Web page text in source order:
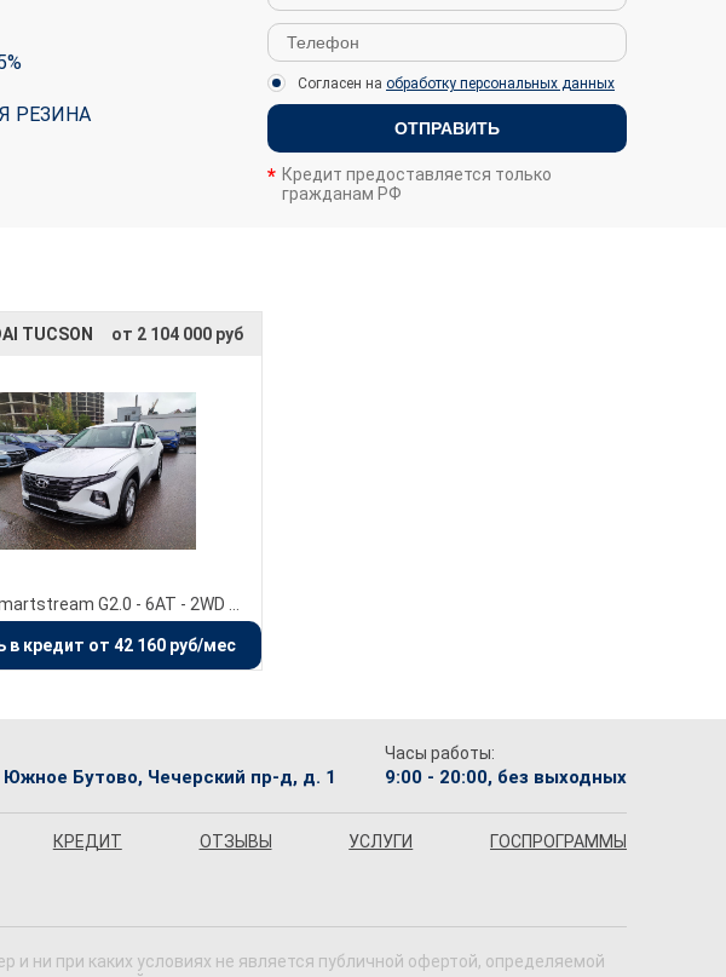
РЕЗИНА
Согласен наобработку персональных данных
ОТПРАВИТЬ
Кредит предоставляется только
гражданам РФ
TUCSON от 2 104 000 руб
в кредит от 42 160 руб/мес
Бутово, Чечерский пр-д, д. 1
Часы работы:
9:00 - 20:00, без выходных
КРЕДИТ ОТЗЫВЫ УСЛУГИ ГОСПРОГРАММЫ
ни при каких условиях не является публичной офертой, определяемой